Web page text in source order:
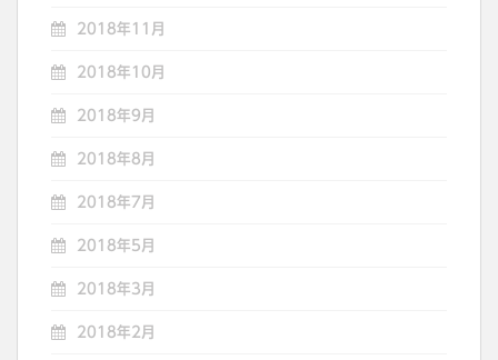
2018年11月
2018年10月
2018年9月
2018年8月
2018年7月
2018年5月
2018年3月
2018年2月